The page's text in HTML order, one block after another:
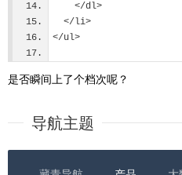
    </dl>
  </li>
</ul>
是否瞬间上了个档次呢？
导航主题